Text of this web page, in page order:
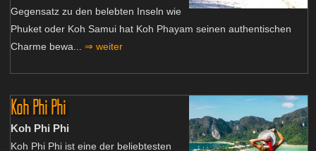
Gegensatz zu den belebten Inseln wie
Phuket oder Koh Samui hat Koh Phayam seinen authentischen
Charme bewa... ⇒ weiter
Koh Phi Phi
Koh Phi Phi
Koh Phi Phi ist eine der beliebtesten